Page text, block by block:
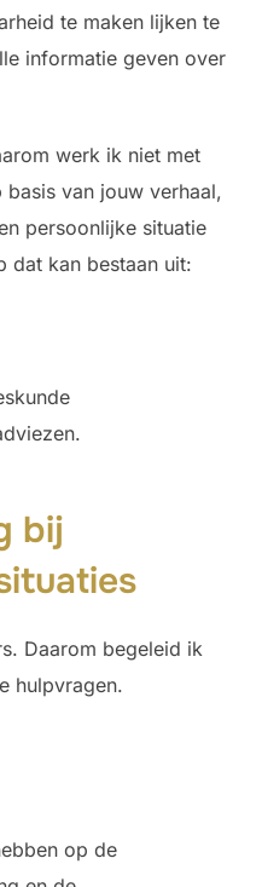
te maken lijken te
informatie geven over
werk ik niet met
van jouw verhaal,
persoonlijke situatie
dat kan bestaan uit:
bij
Daarom begeleid ik
hulpvragen.
op de